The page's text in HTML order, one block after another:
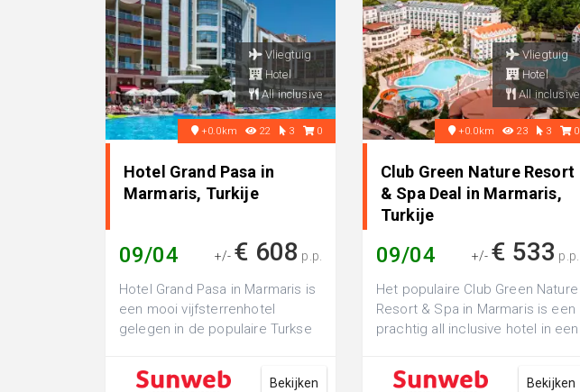
Vliegtuig
Hotel
All inclusive
+0.0km 22 3 0
Hotel Grand Pasa in
Marmaris, Turkije
09/04 +/- € 608 p.p.
Hotel Grand Pasa in Marmaris is
een mooi vijfsterrenhotel
gelegen in de populaire Turkse
prachtige ...
Bekijken
Vliegtuig
Hotel
All inclusive
+0.0km 23 3 0
Club Green Nature Resort
& Spa Deal in Marmaris,
Turkije
09/04 +/- € 533 p.p.
Het populaire Club Green Nature
Resort & Spa in Marmaris is een
prachtig all inclusive hotel in een
Bekijken